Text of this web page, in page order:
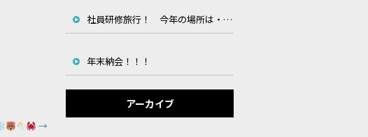
→
社員研修旅行！ 今年の場所は・・・
年末納会！！！
アーカイブ